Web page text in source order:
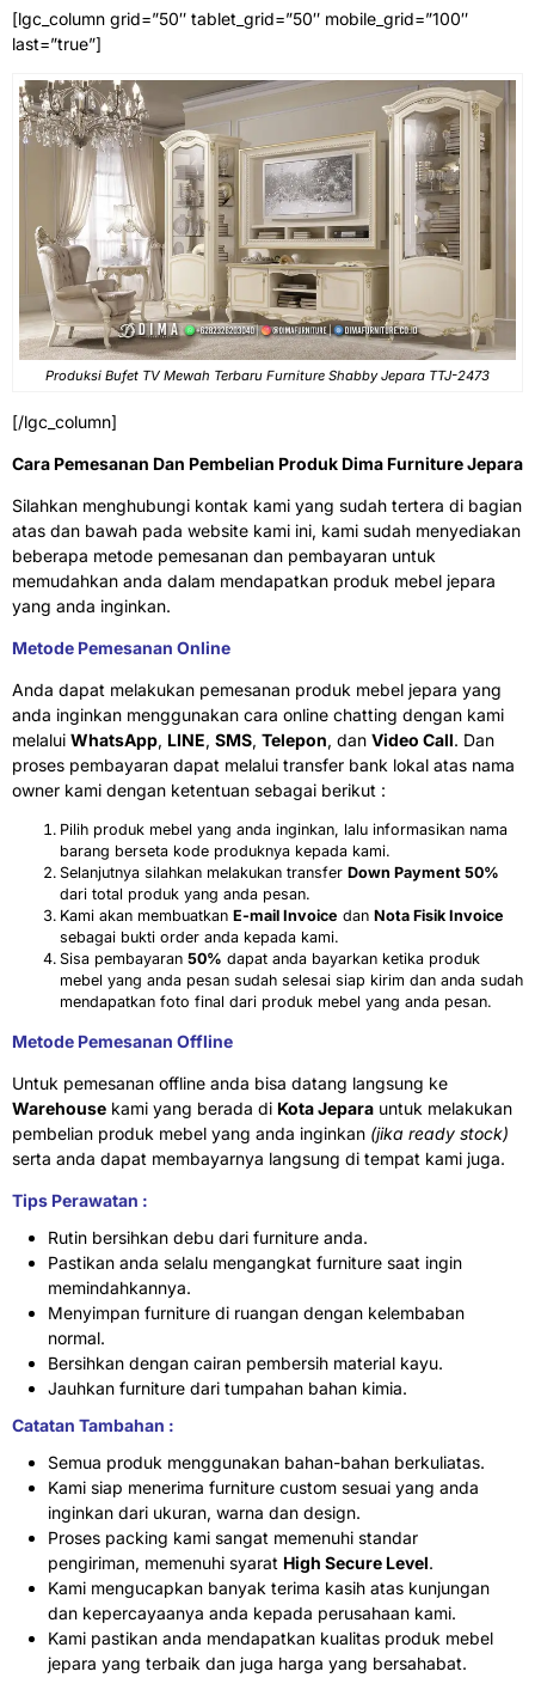
[lgc_column grid=”50″ tablet_grid=”50″ mobile_grid=”100″
last=”true”]
Produksi Bufet TV Mewah Terbaru Furniture Shabby Jepara TTJ-2473
[/lgc_column]
Cara Pemesanan Dan Pembelian Produk Dima Furniture Jepara
Silahkan menghubungi kontak kami yang sudah tertera di bagian
atas dan bawah pada website kami ini, kami sudah menyediakan
beberapa metode pemesanan dan pembayaran untuk
memudahkan anda dalam mendapatkan produk mebel jepara
yang anda inginkan.
Metode Pemesanan Online
Anda dapat melakukan pemesanan produk mebel jepara yang
anda inginkan menggunakan cara online chatting dengan kami
melalui WhatsApp, LINE, SMS, Telepon, dan Video Call. Dan
proses pembayaran dapat melalui transfer bank lokal atas nama
owner kami dengan ketentuan sebagai berikut :
Pilih produk mebel yang anda inginkan, lalu informasikan nama
barang berseta kode produknya kepada kami.
Selanjutnya silahkan melakukan transfer Down Payment 50%
dari total produk yang anda pesan.
Kami akan membuatkan E-mail Invoice dan Nota Fisik Invoice
sebagai bukti order anda kepada kami.
Sisa pembayaran 50% dapat anda bayarkan ketika produk
mebel yang anda pesan sudah selesai siap kirim dan anda sudah
mendapatkan foto final dari produk mebel yang anda pesan.
Metode Pemesanan Offline
Untuk pemesanan offline anda bisa datang langsung ke
Warehouse kami yang berada di Kota Jepara untuk melakukan
pembelian produk mebel yang anda inginkan (jika ready stock)
serta anda dapat membayarnya langsung di tempat kami juga.
Tips Perawatan :
Rutin bersihkan debu dari furniture anda.
Pastikan anda selalu mengangkat furniture saat ingin
memindahkannya.
Menyimpan furniture di ruangan dengan kelembaban
normal.
Bersihkan dengan cairan pembersih material kayu.
Jauhkan furniture dari tumpahan bahan kimia.
Catatan Tambahan :
Semua produk menggunakan bahan-bahan berkuliatas.
Kami siap menerima furniture custom sesuai yang anda
inginkan dari ukuran, warna dan design.
Proses packing kami sangat memenuhi standar
pengiriman, memenuhi syarat High Secure Level.
Kami mengucapkan banyak terima kasih atas kunjungan
dan kepercayaanya anda kepada perusahaan kami.
Kami pastikan anda mendapatkan kualitas produk mebel
jepara yang terbaik dan juga harga yang bersahabat.